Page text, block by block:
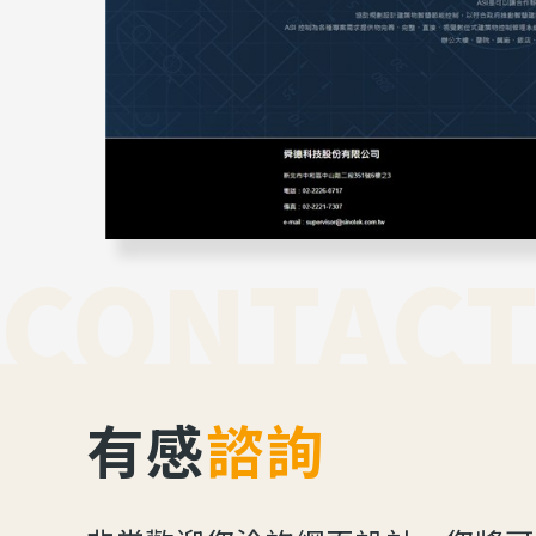
有感諮詢